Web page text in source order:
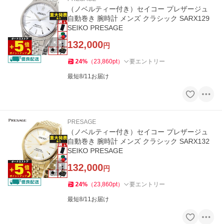
（ノベルティー付き）セイコー プレザージュ
自動巻き 腕時計 メンズ クラシック SARX129
SEIKO PRESAGE
132,000円
24% （23,860pt） 要エントリー
最短8/11お届け
PRESAGE
（ノベルティー付き）セイコー プレザージュ
自動巻き 腕時計 メンズ クラシック SARX132
SEIKO PRESAGE
132,000円
24% （23,860pt） 要エントリー
最短8/11お届け